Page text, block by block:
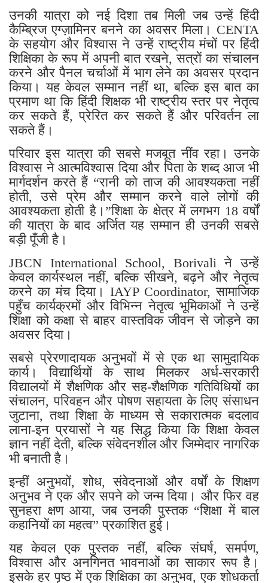
उनकी यात्रा को नई दिशा तब मिली जब उन्हें हिंदी
कैम्ब्रिज एग्ज़ामिनर बनने का अवसर मिला। CENTA
के सहयोग और विश्वास ने उन्हें राष्ट्रीय मंचों पर हिंदी
शिक्षिका के रूप में अपनी बात रखने, सत्रों का संचालन
करने और पैनल चर्चाओं में भाग लेने का अवसर प्रदान
किया। यह केवल सम्मान नहीं था, बल्कि इस बात का
प्रमाण था कि हिंदी शिक्षक भी राष्ट्रीय स्तर पर नेतृत्व
कर सकते हैं, प्रेरित कर सकते हैं और परिवर्तन ला
सकते हैं।
परिवार इस यात्रा की सबसे मजबूत नींव रहा। उनके
विश्वास ने आत्मविश्वास दिया और पिता के शब्द आज भी
मार्गदर्शन करते हैं “रानी को ताज की आवश्यकता नहीं
होती, उसे प्रेम और सम्मान करने वाले लोगों की
आवश्यकता होती है।”शिक्षा के क्षेत्र में लगभग 18 वर्षों
की यात्रा के बाद अर्जित यह सम्मान ही उनकी सबसे
बड़ी पूँजी है।
JBCN International School, Borivali ने उन्हें
केवल कार्यस्थल नहीं, बल्कि सीखने, बढ़ने और नेतृत्व
करने का मंच दिया। IAYP Coordinator, सामाजिक
पहुँच कार्यक्रमों और विभिन्न नेतृत्व भूमिकाओं ने उन्हें
शिक्षा को कक्षा से बाहर वास्तविक जीवन से जोड़ने का
अवसर दिया।
सबसे प्रेरणादायक अनुभवों में से एक था सामुदायिक
कार्य। विद्यार्थियों के साथ मिलकर अर्ध-सरकारी
विद्यालयों में शैक्षणिक और सह-शैक्षणिक गतिविधियों का
संचालन, परिवहन और पोषण सहायता के लिए संसाधन
जुटाना, तथा शिक्षा के माध्यम से सकारात्मक बदलाव
लाना-इन प्रयासों ने यह सिद्ध किया कि शिक्षा केवल
ज्ञान नहीं देती, बल्कि संवेदनशील और जिम्मेदार नागरिक
भी बनाती है।
इन्हीं अनुभवों, शोध, संवेदनाओं और वर्षों के शिक्षण
अनुभव ने एक और सपने को जन्म दिया। और फिर वह
सुनहरा क्षण आया, जब उनकी पुस्तक “शिक्षा में बाल
कहानियों का महत्व” प्रकाशित हुई।
यह केवल एक पुस्तक नहीं, बल्कि संघर्ष, समर्पण,
विश्वास और अनगिनत भावनाओं का साकार रूप है।
इसके हर पृष्ठ में एक शिक्षिका का अनुभव, एक शोधकर्ता